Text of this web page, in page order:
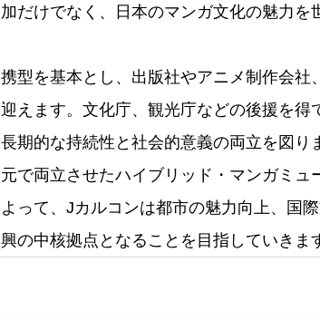
だけでなく、日本のマンガ文化の魅力を
型を基本とし、出版社やアニメ制作会社
えます。文化庁、観光庁などの後援を得
期的な持続性と社会的意義の両立を図り
で両立させたハイブリッド・マンガミュ
って、Jカルコンは都市の魅力向上、国
の中核拠点となることを目指していきま